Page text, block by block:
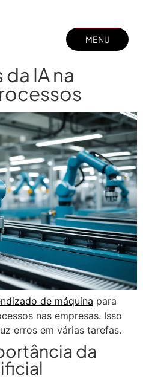
MENU
MENU
IA na
de máquina para
nas empresas. Isso
erros em várias tarefas.
da